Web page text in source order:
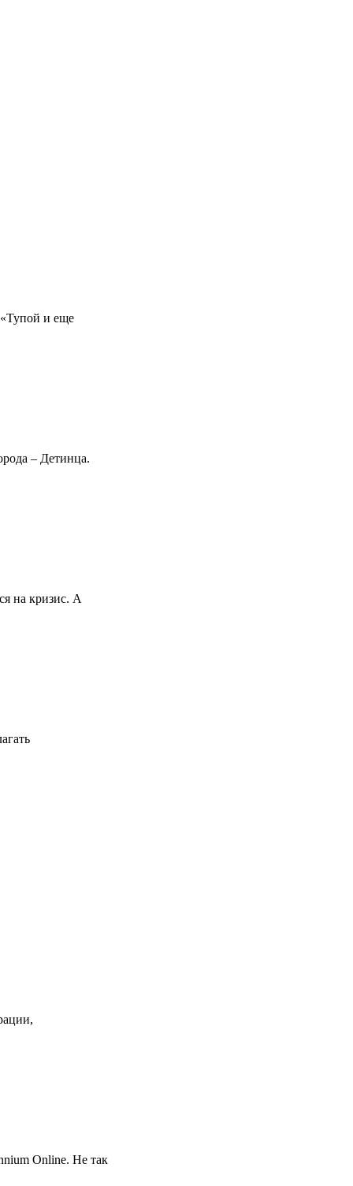
и еще
– Детинца.
на кризис. А
Online. Не так